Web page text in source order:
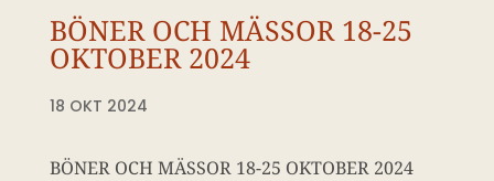
BÖNER OCH MÄSSOR 18-25
OKTOBER 2024
18 OKT 2024
BÖNER OCH MÄSSOR 18-25 OKTOBER 2024